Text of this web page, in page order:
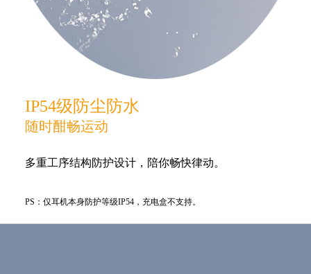
IP54级防尘防水
随时酣畅运动
多重工序结构防护设计，陪你畅快律动。
PS：仅耳机本身防护等级IP54，充电盒不支持。